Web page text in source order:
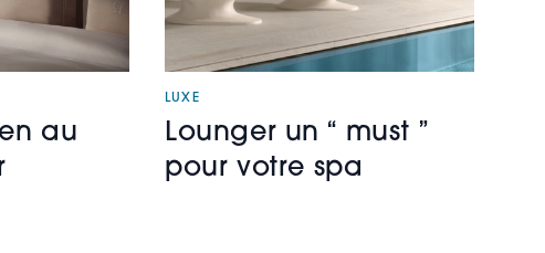
au
LUXE
Lounger un “ must ”
pour votre spa